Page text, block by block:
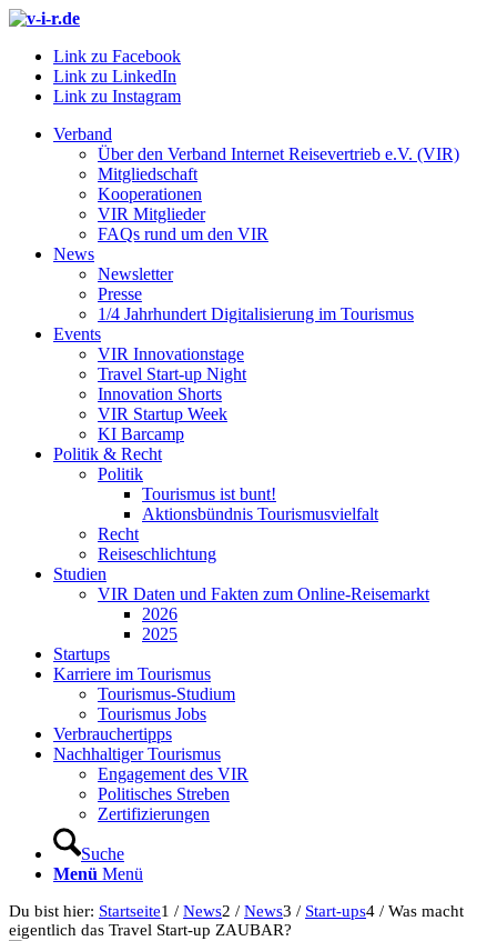
Link zu Facebook
Link zu LinkedIn
Link zu Instagram
Verband
Über den Verband Internet Reisevertrieb e.V. (VIR)
Mitgliedschaft
Kooperationen
VIR Mitglieder
FAQs rund um den VIR
News
Newsletter
Presse
1/4 Jahrhundert Digitalisierung im Tourismus
Events
VIR Innovationstage
Travel Start-up Night
Innovation Shorts
VIR Startup Week
KI Barcamp
Politik & Recht
Politik
Tourismus ist bunt!
Aktionsbündnis Tourismusvielfalt
Recht
Reiseschlichtung
Studien
VIR Daten und Fakten zum Online-Reisemarkt
2026
2025
Startups
Karriere im Tourismus
Tourismus-Studium
Tourismus Jobs
Verbrauchertipps
Nachhaltiger Tourismus
Engagement des VIR
Politisches Streben
Zertifizierungen
Suche
Menü Menü
Du bist hier: Startseite1 / News2 / News3 / Start-ups4 / Was macht
eigentlich das Travel Start-up ZAUBAR?